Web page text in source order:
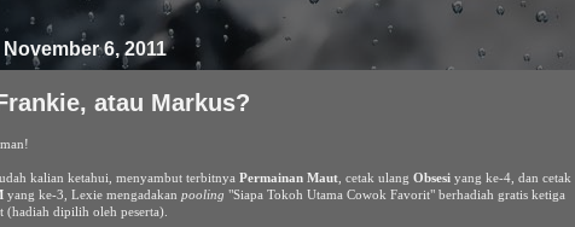
6, 2011
atau Markus?
kalian ketahui, menyambut terbitnya Permainan Maut , cetak ulang Obsesi yang ke-4, dan cetak
yang ke-3, Lexie mengadakan pooling "Siapa Tokoh Utama Cowok Favorit" berhadiah gratis ketiga
(hadiah dipilih oleh peserta).